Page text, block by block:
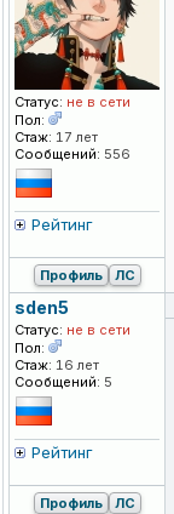
Статус: не в сети
Пол:
Стаж: 17 лет
Сообщений: 556
Рейтинг
Профиль ЛС
sden5
Статус: не в сети
Пол:
Стаж: 16 лет
Сообщений: 5
Рейтинг
Профиль ЛС